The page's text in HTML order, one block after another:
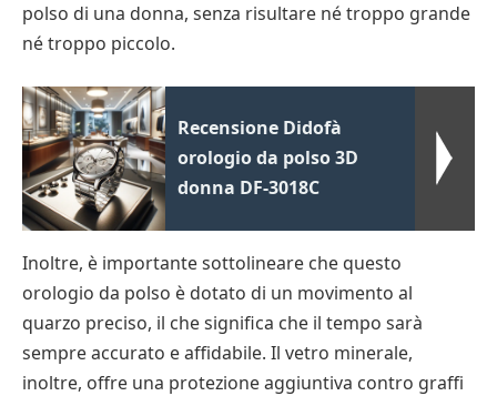
polso di una donna, senza risultare né troppo grande
né troppo piccolo.
Recensione Didofà
orologio da polso 3D
donna DF-3018C
Inoltre, è importante sottolineare che questo
orologio da polso è dotato di un movimento al
quarzo preciso, il che significa che il tempo sarà
sempre accurato e affidabile. Il vetro minerale,
inoltre, offre una protezione aggiuntiva contro graffi